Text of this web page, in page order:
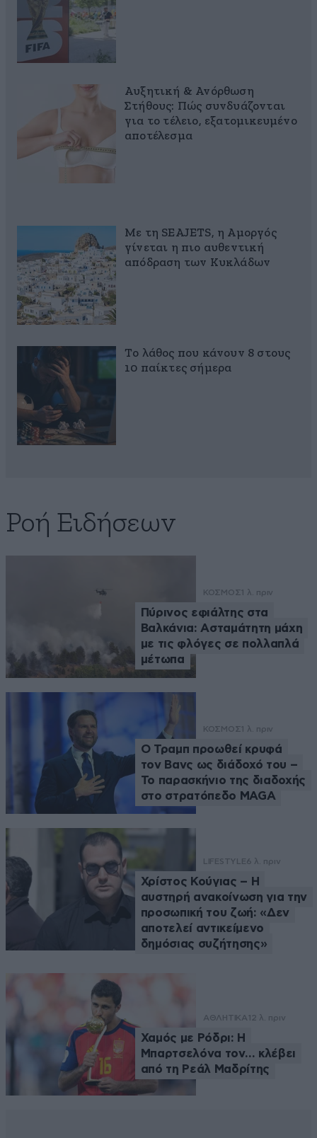
Αυξητική & Ανόρθωση
Στήθους: Πώς συνδυάζονται
για το τέλειο, εξατομικευμένο
αποτέλεσμα
Με τη SEAJETS, η Αμοργός
γίνεται η πιο αυθεντική
απόδραση των Κυκλάδων
Το λάθος που κάνουν 8 στους
10 παίκτες σήμερα
Ροή Ειδήσεων
ΚΟΣΜΟΣ 1 λ. πριν
Πύρινος εφιάλτης στα
Βαλκάνια: Ασταμάτητη μάχη
με τις φλόγες σε πολλαπλά
μέτωπα
ΚΟΣΜΟΣ 1 λ. πριν
Ο Τραμπ προωθεί κρυφά
τον Βανς ως διάδοχό του –
Το παρασκήνιο της διαδοχής
στο στρατόπεδο MAGA
LIFESTYLE6 λ. πριν
Χρίστος Κούγιας – Η
αυστηρή ανακοίνωση για την
προσωπική του ζωή: «Δεν
αποτελεί αντικείμενο
δημόσιας συζήτησης»
ΑΘΛΗΤΙΚΑ 12 λ. πριν
Χαμός με Ρόδρι: Η
Μπαρτσελόνα τον… κλέβει
από τη Ρεάλ Μαδρίτης